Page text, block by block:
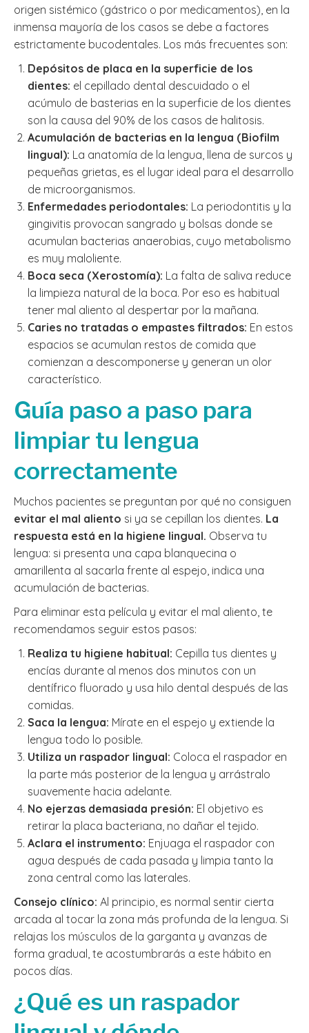
origen sistémico (gástrico o por medicamentos), en la
inmensa mayoría de los casos se debe a factores
estrictamente bucodentales. Los más frecuentes son:
Depósitos de placa en la superficie de los
dientes: el cepillado dental descuidado o el
acúmulo de basterias en la superficie de los dientes
son la causa del 90% de los casos de halitosis.
Acumulación de bacterias en la lengua (Biofilm
lingual): La anatomía de la lengua, llena de surcos y
pequeñas grietas, es el lugar ideal para el desarrollo
de microorganismos.
Enfermedades periodontales: La periodontitis y la
gingivitis provocan sangrado y bolsas donde se
acumulan bacterias anaerobias, cuyo metabolismo
es muy maloliente.
Boca seca (Xerostomía): La falta de saliva reduce
la limpieza natural de la boca. Por eso es habitual
tener mal aliento al despertar por la mañana.
Caries no tratadas o empastes filtrados: En estos
espacios se acumulan restos de comida que
comienzan a descomponerse y generan un olor
característico.
Guía paso a paso para
limpiar tu lengua
correctamente
Muchos pacientes se preguntan por qué no consiguen
evitar el mal aliento si ya se cepillan los dientes. La
respuesta está en la higiene lingual. Observa tu
lengua: si presenta una capa blanquecina o
amarillenta al sacarla frente al espejo, indica una
acumulación de bacterias.
Para eliminar esta película y evitar el mal aliento, te
recomendamos seguir estos pasos:
Realiza tu higiene habitual: Cepilla tus dientes y
encías durante al menos dos minutos con un
dentífrico fluorado y usa hilo dental después de las
comidas.
Saca la lengua: Mírate en el espejo y extiende la
lengua todo lo posible.
Utiliza un raspador lingual: Coloca el raspador en
la parte más posterior de la lengua y arrástralo
suavemente hacia adelante.
No ejerzas demasiada presión: El objetivo es
retirar la placa bacteriana, no dañar el tejido.
Aclara el instrumento: Enjuaga el raspador con
agua después de cada pasada y limpia tanto la
zona central como las laterales.
Consejo clínico: Al principio, es normal sentir cierta
arcada al tocar la zona más profunda de la lengua. Si
relajas los músculos de la garganta y avanzas de
forma gradual, te acostumbrarás a este hábito en
pocos días.
¿Qué es un raspador